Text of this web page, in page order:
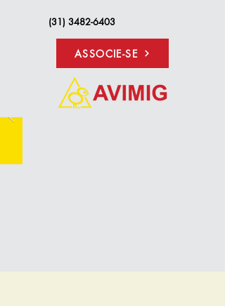
(31) 3482-6403
ASSOCIE-SE